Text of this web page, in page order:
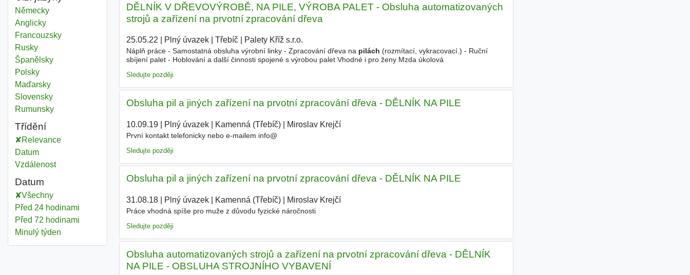
Německy
Anglicky
Francouzsky
Rusky
Španělsky
Polsky
Maďarsky
Slovensky
Rumunsky
Třídění
Relevance
Datum
Vzdálenost
Datum
Všechny
Před 24 hodinami
Před 72 hodinami
Minulý týden
DĚLNÍK V DŘEVOVÝROBĚ, NA PILE, VÝROBA PALET - Obsluha automatizovaných
strojů a zařízení na prvotní zpracování dřeva
25.05.22 Plný úvazek| Třebíč| Palety Kříž s.r.o.
Náplň práce - Samostatná obsluha výrobní linky - Zpracování dřeva na pilách (rozmítací, vykracovací.) - Ruční
sbíjení palet - Hoblování a další činnosti spojené s výrobou palet Vhodné i pro ženy Mzda úkolová
Sledujte později
Obsluha pil a jiných zařízení na prvotní zpracování dřeva - DĚLNÍK NA PILE
10.09.19| Plný úvazek| Kamenná (Třebíč)| Miroslav Krejčí|
První kontakt telefonicky nebo e-mailem info@
Sledujte později
Obsluha pil a jiných zařízení na prvotní zpracování dřeva - DĚLNÍK NA PILE
31.08.18| Plný úvazek| Kamenná (Třebíč)| Miroslav Krejčí|
Práce vhodná spíše pro muže z důvodu fyzické náročnosti
Sledujte později
Obsluha automatizovaných strojů a zařízení na prvotní zpracování dřeva - DĚLNÍK
NA PILE - OBSLUHA STROJNÍHO VYBAVENÍ